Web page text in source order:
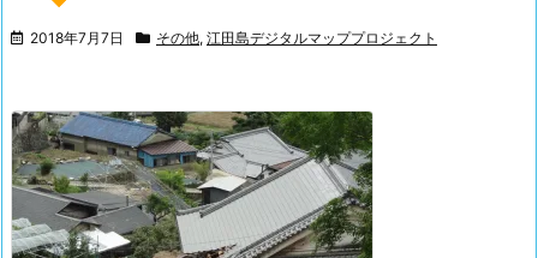
2018年7月7日 その他, 江田島デジタルマッププロジェクト